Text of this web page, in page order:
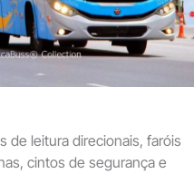
de leitura direcionais, faróis
cintos de segurança e